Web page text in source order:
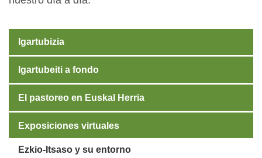
Igartubizia
Igartubeiti a fondo
El pastoreo en Euskal Herria
Exposiciones virtuales
Ezkio-Itsaso y su entorno